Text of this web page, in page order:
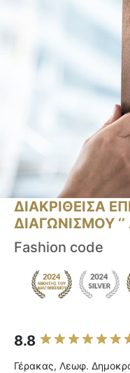
ΔΙΑΚΡΙΘΕΙΣΑ
ΔΙΑΓΩΝΙΣΜΟΥ ‘’
Fashion code
8.8
Γέρακας, Λεωφ.